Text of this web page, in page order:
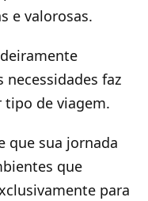
e valorosas.
necessidades faz
tipo de viagem.
que sua jornada
que
para